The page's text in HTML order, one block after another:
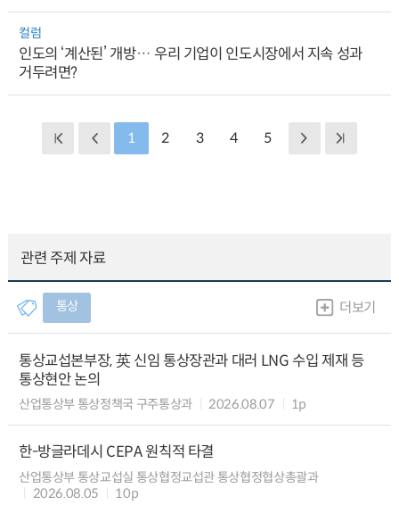
컬럼
인도의 ‘계산된’ 개방… 우리 기업이 인도시장에서 지속 성과
거두려면?
1 2 3 4 5
관련 주제 자료
통상 더보기
통상교섭본부장, 英 신임 통상장관과 대러 LNG 수입 제재 등
통상현안 논의
산업통상부 통상정책국 구주통상과 2026.08.07 1p
한-방글라데시 CEPA 원칙적 타결
산업통상부 통상교섭실 통상협정교섭관 통상협정협상총괄과
2026.08.05
10p